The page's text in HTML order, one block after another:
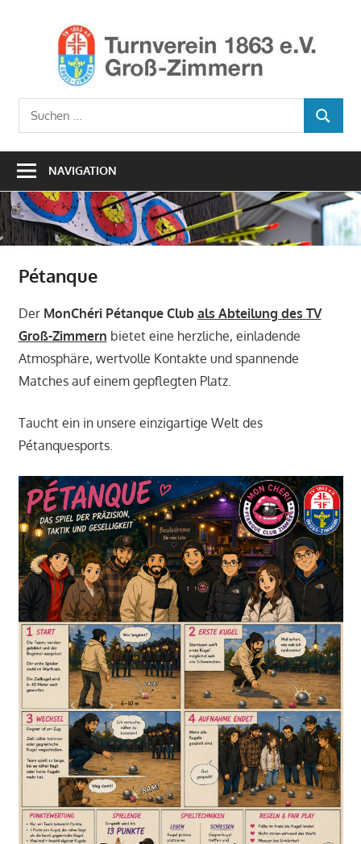
Turnverein
1863
Groß-
Suchen
nach:
SUCHEN
NAVIGATION
Pétanque
Der MonChéri Pétanque Club als Abteilung des TV
Groß-Zimmern bietet eine herzliche, einladende
Atmosphäre, wertvolle Kontakte und spannende
Matches auf einem gepflegten Platz.
Taucht ein in unsere einzigartige Welt des
Pétanquesports.